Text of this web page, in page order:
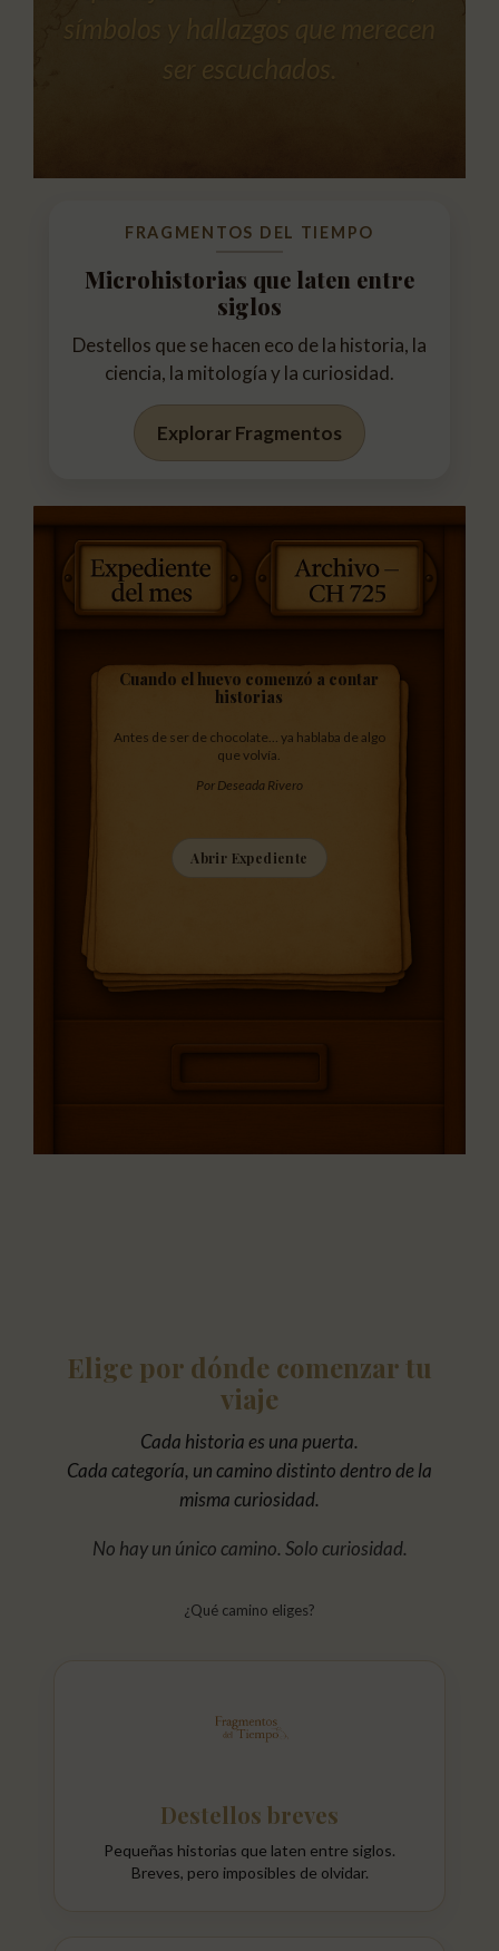
símbolos y hallazgos que merecen
ser escuchados.
FRAGMENTOS DEL TIEMPO
Microhistorias que laten entre
siglos
Destellos que se hacen eco de la historia, la
ciencia, la mitología y la curiosidad.
Explorar Fragmentos
Cuando el huevo comenzó a contar
historias
Antes de ser de chocolate… ya hablaba de algo
que volvía.
Por Deseada Rivero
Abrir Expediente
Elige por dónde comenzar tu
viaje
Cada historia es una puerta.
Cada categoría, un camino distinto dentro de la
misma curiosidad.
No hay un único camino. Solo curiosidad.
¿Qué camino eliges?
Destellos breves
Pequeñas historias que laten entre siglos.
Breves, pero imposibles de olvidar.